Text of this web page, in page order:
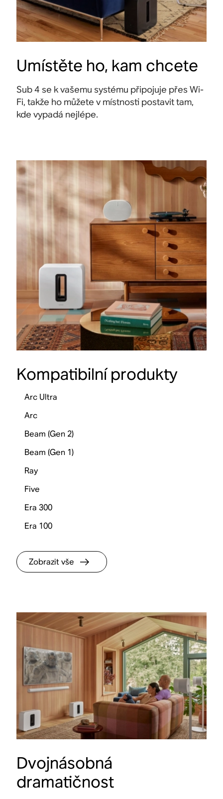
Umístěte ho, kam chcete
Sub 4 se k vašemu systému připojuje přes Wi-
Fi, takže ho můžete v místnosti postavit tam,
kde vypadá nejlépe.
Kompatibilní produkty
Arc Ultra
Arc
Beam (Gen 2)
Beam (Gen 1)
Ray
Five
Era 300
Era 100
Zobrazit vše
Dvojnásobná
dramatičnost